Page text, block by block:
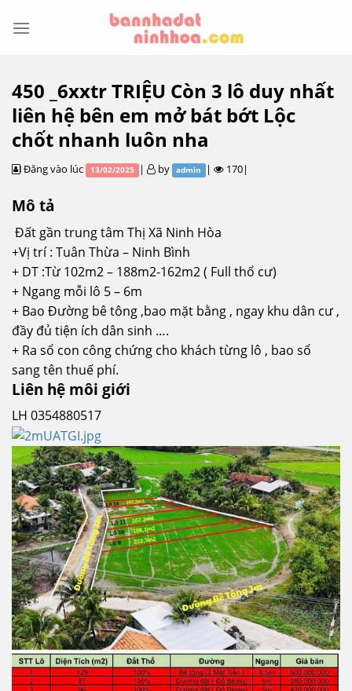
450 _6xxtr TRIỆU Còn 3 lô duy nhất
liên hệ bên em mở bát bớt Lộc
chốt nhanh luôn nha
Đăng vào lúc 13/02/2025 | by admin | 170|
Mô tả
Đất gần trung tâm Thị Xã Ninh Hòa
+Vị trí : Tuân Thừa – Ninh Bình
+ DT :Từ 102m2 – 188m2-162m2 ( Full thổ cư)
+ Ngang mỗi lô 5 – 6m
+ Bao Đường bê tông ,bao mặt bằng , ngay khu dân cư ,
đầy đủ tiện ích dân sinh ….
+ Ra sổ con công chứng cho khách từng lô , bao sổ
sang tên thuế phí.
Liên hệ môi giới
LH 0354880517